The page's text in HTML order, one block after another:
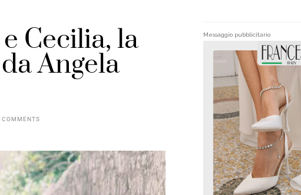
Cecilia, la
Angela
COMMENTS
Messaggio pubblicitario